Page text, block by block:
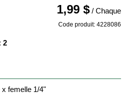
1,99 $ / Chaque
Code produit: 4228086
2
femelle 1/4"